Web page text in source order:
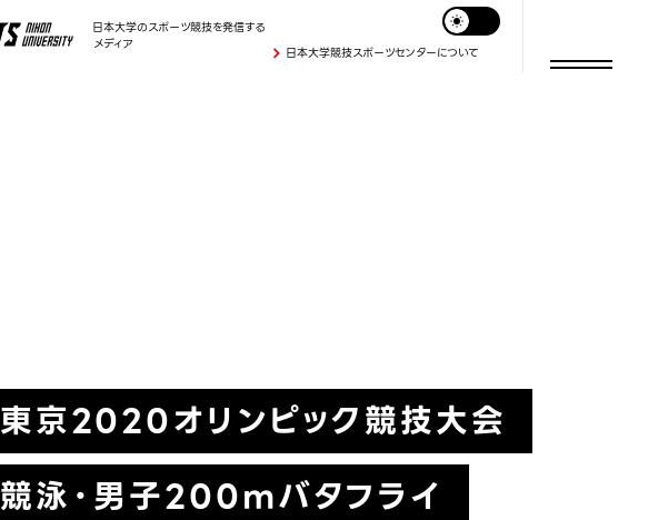
日本大学のスポーツ競技を発信する
メディア
日本大学競技スポーツセンターについて
東京2020オリンピック競技大会
競泳・男子200mバタフライ